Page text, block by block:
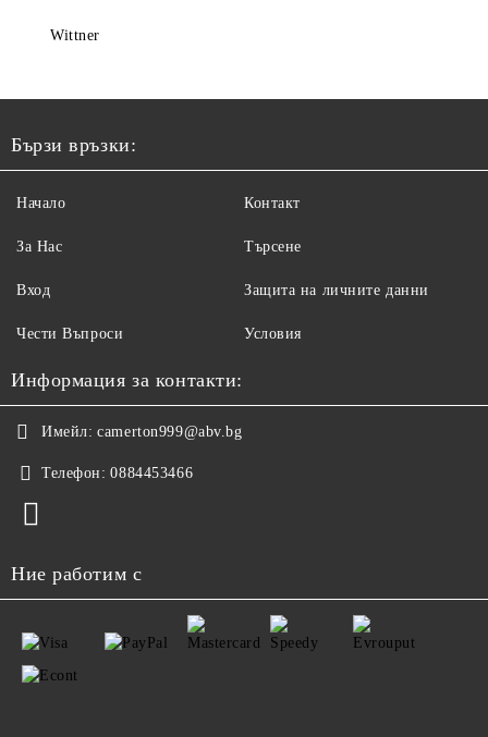
Wittner
Бързи връзки:
Начало
За Нас
Вход
Чести Въпроси
Контакт
Търсене
Защита на личните данни
Условия
Информация за контакти:
Имейл: camerton999@abv.bg
Телефон: 0884453466
Ние работим с